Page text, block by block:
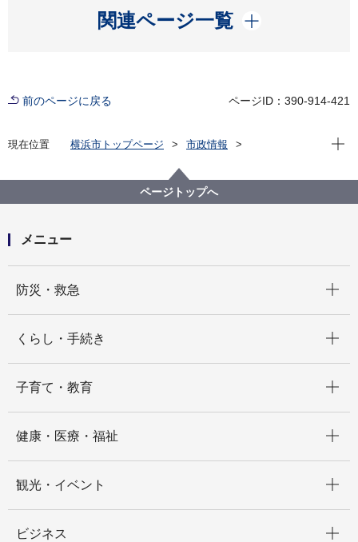
関連ページ一覧
開く
前のページに戻る ページID：390-914-421
現在位置 横浜市トップページ
市政情報
【記者発表】ご近所の商店街に行ってみよう！～「い
そご商店街宝くじ」を開催します。～
現在
ページトップへ
メニュー
防災・救急
くらし・手続き
子育て・教育
健康・医療・福祉
観光・イベント
ビジネス